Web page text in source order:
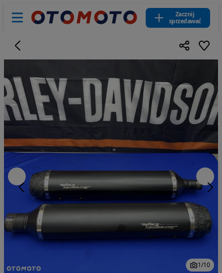
Zacznij
sprzedawać
1/10